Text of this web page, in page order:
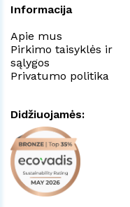
Informacija
Apie mus
Pirkimo taisyklės ir
sąlygos
Privatumo politika
Didžiuojamės: